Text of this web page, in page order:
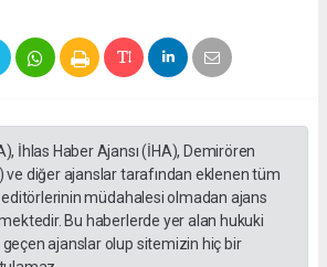
İhlas Haber Ajansı (İHA), Demirören
ve diğer ajanslar tarafından eklenen tüm
müdahalesi olmadan ajans
Bu haberlerde yer alan hukuki
ajanslar olup sitemizin hiç bir